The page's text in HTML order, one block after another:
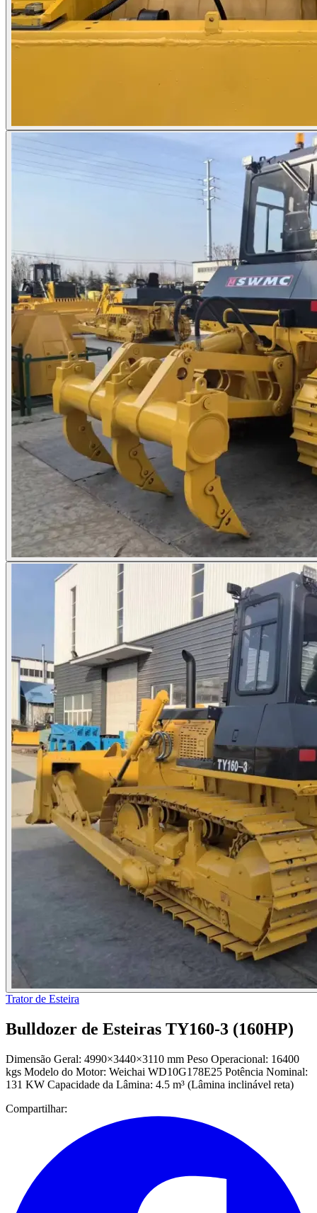
Trator de Esteira
Bulldozer de Esteiras TY160-3 (160HP)
Dimensão Geral: 4990×3440×3110 mm Peso Operacional: 16400
kgs Modelo do Motor: Weichai WD10G178E25 Potência Nominal:
131 KW Capacidade da Lâmina: 4.5 m³ (Lâmina inclinável reta)
Compartilhar: